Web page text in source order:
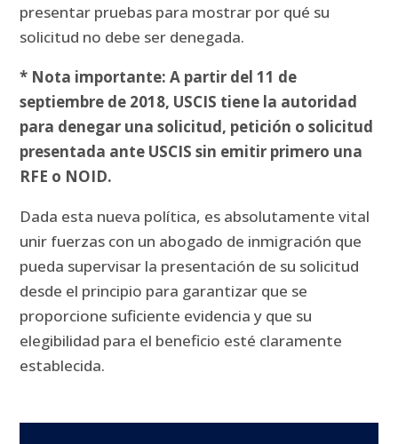
presentar pruebas para mostrar por qué su
solicitud no debe ser denegada.
* Nota importante: A partir del 11 de
septiembre de 2018, USCIS tiene la autoridad
para denegar una solicitud, petición o solicitud
presentada ante USCIS sin emitir primero una
RFE o NOID.
Dada esta nueva política, es absolutamente vital
unir fuerzas con un abogado de inmigración que
pueda supervisar la presentación de su solicitud
desde el principio para garantizar que se
proporcione suficiente evidencia y que su
elegibilidad para el beneficio esté claramente
establecida.